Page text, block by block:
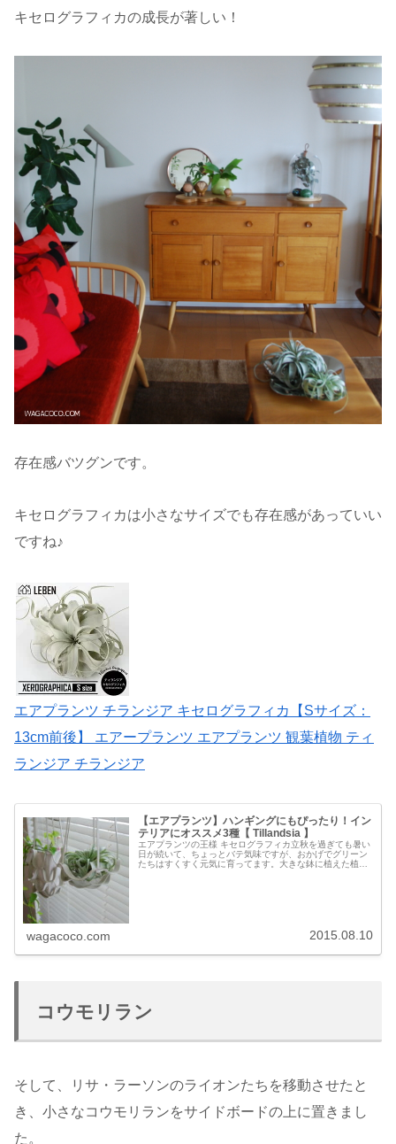
キセログラフィカの成長が著しい！
存在感バツグンです。
キセログラフィカは小さなサイズでも存在感があっていい
ですね♪
エアプランツ チランジア キセログラフィカ【Sサイズ：
13cm前後】 エアープランツ エアプランツ 観葉植物 ティ
ランジア チランジア
【エアプランツ】ハンギングにもぴったり！イン
テリアにオススメ3種【 Tillandsia 】
エアプランツの王様 キセログラフィカ立秋を過ぎても暑い
日が続いて、ちょっとバテ気味ですが、おかげでグリーン
たちはすくすく元気に育ってます。大きな鉢に植えた植物
wagacoco.com 2015.08.10
コウモリラン
そして、リサ・ラーソンのライオンたちを移動させたと
き、小さなコウモリランをサイドボードの上に置きまし
た。